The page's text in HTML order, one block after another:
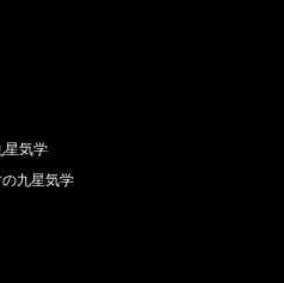
星気学
九星気学